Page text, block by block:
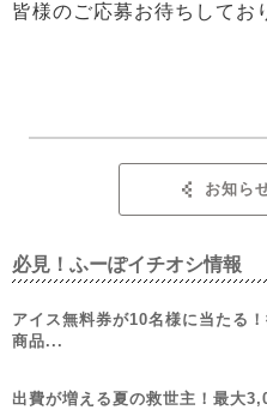
皆様のご応募お待ちしてお
お知ら
必見！ふーぽイチオシ情報
アイス無料券が10名様に当たる
商品...
出費が増える夏の救世主！最大